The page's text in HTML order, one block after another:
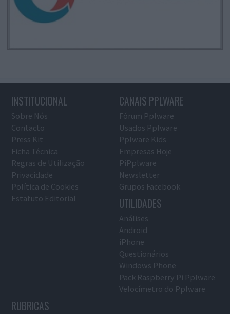
INSTITUCIONAL
Sobre Nós
Contacto
Press Kit
Ficha Técnica
Regras de Utilização
Privacidade
Política de Cookies
Estatuto Editorial
CANAIS PPLWARE
Fórum Pplware
Usados Pplware
Pplware Kids
Empresas Hoje
PiPplware
Newsletter
Grupos Facebook
UTILIDADES
Análises
Android
iPhone
Questionários
Windows Phone
Pack Raspberry Pi Pplware
Velocímetro do Pplware
RUBRICAS